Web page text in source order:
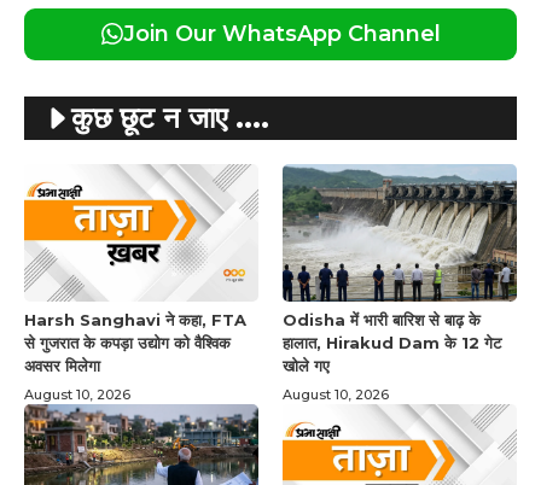
Join Our WhatsApp Channel
कुछ छूट न जाए ....
Harsh Sanghavi ने कहा, FTA
से गुजरात के कपड़ा उद्योग को वैश्विक
अवसर मिलेगा
August 10, 2026
Odisha में भारी बारिश से बाढ़ के
हालात, Hirakud Dam के 12 गेट
खोले गए
August 10, 2026